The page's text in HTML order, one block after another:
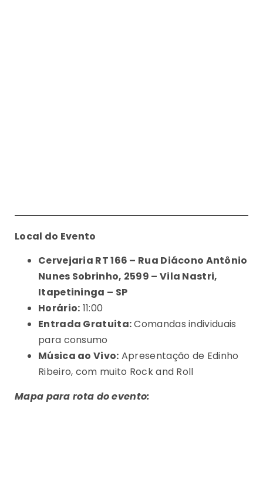
Local do Evento
Cervejaria RT 166 – Rua Diácono Antônio
Nunes Sobrinho, 2599 – Vila Nastri,
Itapetininga – SP
Horário: 11:00
Entrada Gratuita:Comandas individuais
para consumo
Música ao Vivo: Apresentação de Edinho
Ribeiro, com muito Rock and Roll
Mapa para rota do evento: